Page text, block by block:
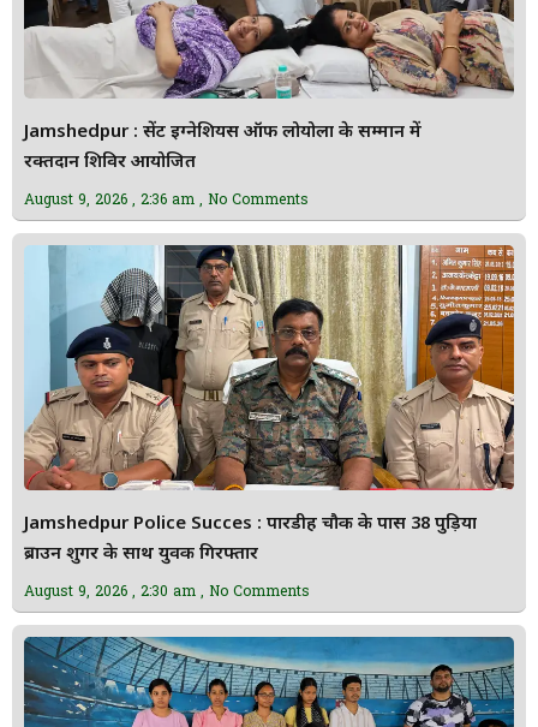
Jamshedpur : सेंट इग्नेशियस ऑफ लोयोला के सम्मान में
रक्तदान शिविर आयोजित
August 9, 2026 2:36 am No Comments
Jamshedpur Police Succes : पारडीह चौक के पास 38 पुड़िया
ब्राउन शुगर के साथ युवक गिरफ्तार
August 9, 2026 2:30 am No Comments